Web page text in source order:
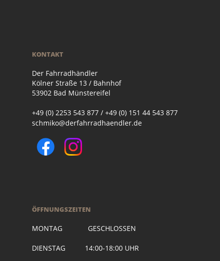
KONTAKT
Der Fahrradhändler
Kölner Straße 13 / Bahnhof
53902 Bad Münstereifel
+49 (0) 2253 543 877 / +49 (0) 151 44 543 877
schmiko@derfahrradhaendler.de
ÖFFNUNGSZEITEN
MONTAG GESCHLOSSEN
DIENSTAG 14:00-18:00 UHR